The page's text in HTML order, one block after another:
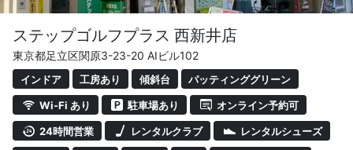
ステップゴルフプラス 西新井店
東京都足立区関原3-23-20 AIビル102
インドア 工房あり 傾斜台 パッティンググリーン
Wi-Fi あり 駐車場あり オンライン予約可
24時間営業 レンタルクラブ レンタルシューズ